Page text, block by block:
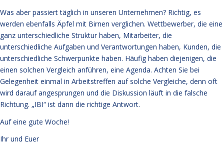
Was aber passiert täglich in unseren Unternehmen? Richtig, es
werden ebenfalls Äpfel mit Birnen verglichen. Wettbewerber, die eine
ganz unterschiedliche Struktur haben, Mitarbeiter, die
unterschiedliche Aufgaben und Verantwortungen haben, Kunden, die
unterschiedliche Schwerpunkte haben. Häufig haben diejenigen, die
einen solchen Vergleich anführen, eine Agenda. Achten Sie bei
Gelegenheit einmal in Arbeitstreffen auf solche Vergleiche, denn oft
wird darauf angesprungen und die Diskussion läuft in die falsche
Richtung. „IBI“ ist dann die richtige Antwort.
Auf eine gute Woche!
Ihr und Euer